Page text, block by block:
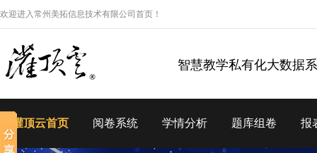
欢迎进入常州美拓信息技术有限公司首页！
智慧教学私有化大数据
灌顶云首页 阅卷系统 学情分析 题库组卷 报